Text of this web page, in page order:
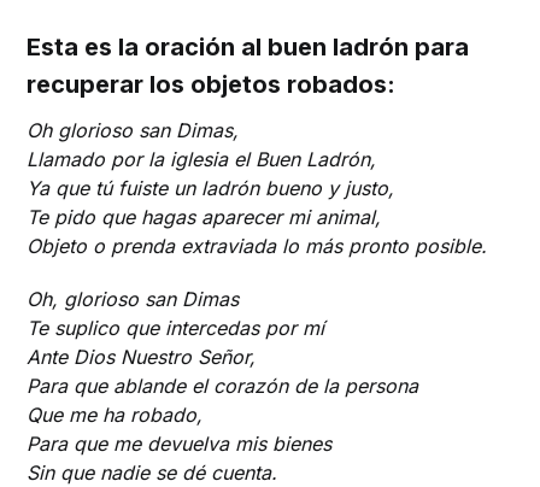
Esta es la oración al buen ladrón para
recuperar los objetos robados:
Oh glorioso san Dimas,
Llamado por la iglesia el Buen Ladrón,
Ya que tú fuiste un ladrón bueno y justo,
Te pido que hagas aparecer mi animal,
Objeto o prenda extraviada lo más pronto posible.
Oh, glorioso san Dimas
Te suplico que intercedas por mí
Ante Dios Nuestro Señor,
Para que ablande el corazón de la persona
Que me ha robado,
Para que me devuelva mis bienes
Sin que nadie se dé cuenta.